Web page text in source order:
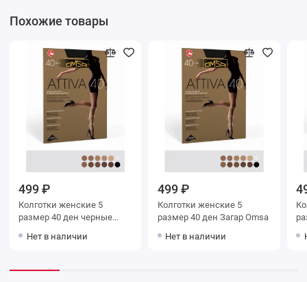
Похожие товары
499 ₽
Колготки женские 5
размер 40 ден черные
Нет в наличии
499 ₽
Колготки женские 5
размер 40 ден Загар Omsa
Нет в наличии